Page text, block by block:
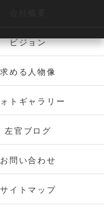
ビジョン
求める人物像
トギャラリー
左官ブログ
お問い合わせ
サイトマップ